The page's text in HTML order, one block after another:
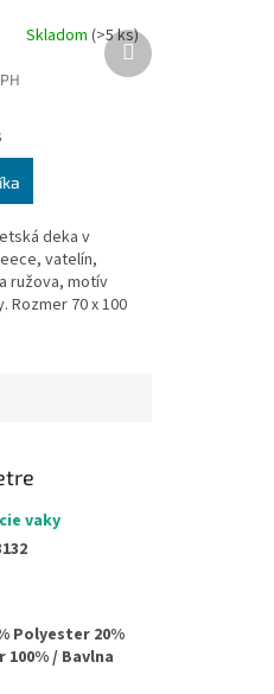
Skladom (>5 ks)
deka v
vatelín,
ružova, motív
Rozmer 70 x 100
Ďalší
produkt
vaky
Polyester 20%
/ Bavlna